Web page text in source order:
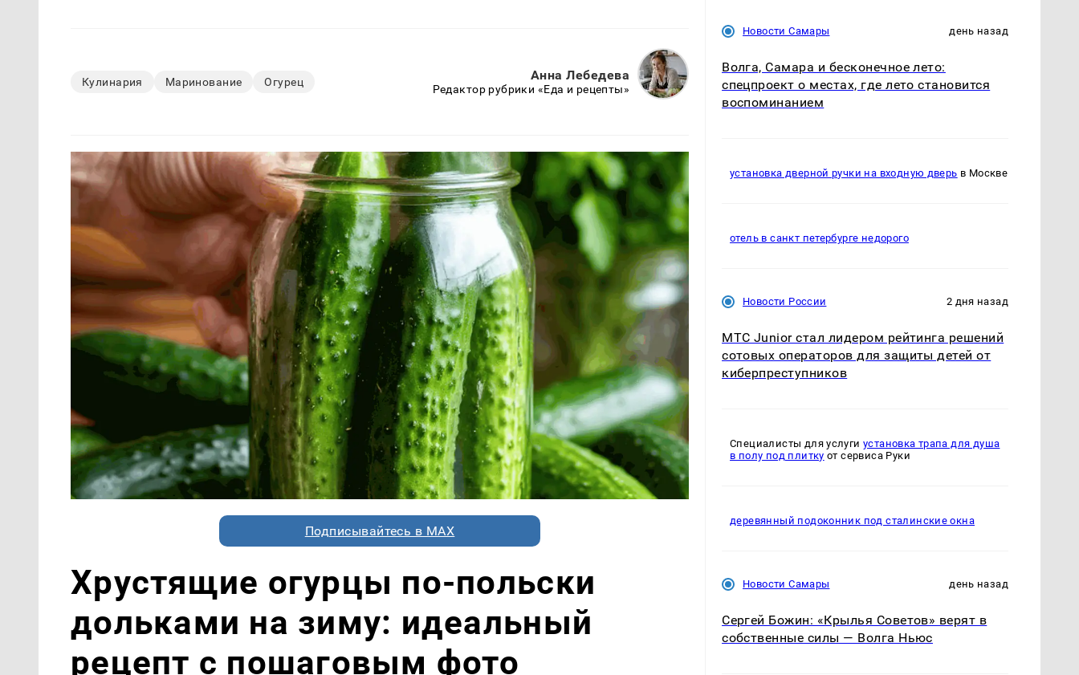
Кулинария Маринование Огурец Анна Лебедева
Редактор рубрики «Еда и рецепты»
Подписывайтесь в MAX
Хрустящие огурцы по-польски
дольками на зиму: идеальный
рецепт с пошаговым фото
Новости Самары день назад
Волга, Самара и бесконечное лето:
спецпроект о местах, где лето становится
воспоминанием
установка дверной ручки на входную дверь в Москве
отель в санкт петербурге недорого
Новости России 2 дня назад
МТС Junior стал лидером рейтинга решений
сотовых операторов для защиты детей от
киберпреступников
Специалисты для услугиустановка трапа для душа
в полу под плитку от сервиса Руки
деревянный подоконник под сталинские окна
Новости Самары день назад
Сергей Божин: «Крылья Советов» верят в
собственные силы — Волга Ньюс